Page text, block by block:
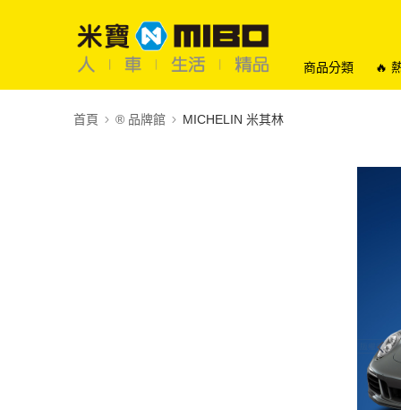
商品分類 🔥
首頁 ®️ 品牌館 MICHELIN 米其林